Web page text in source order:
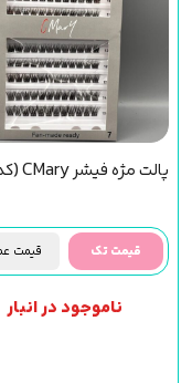
پالت مژه فیشر CMary (کد 7)
قیمت تک قیمت عمده
ناموجود در انبار